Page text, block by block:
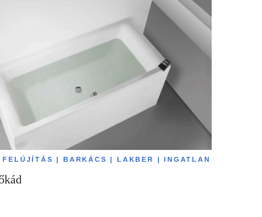
FELÚJÍTÁS | BARKÁCS | LAKBER | INGATLAN